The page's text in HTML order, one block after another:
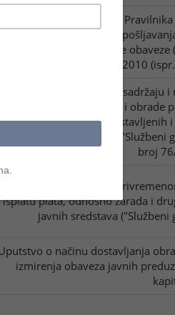
izvršavanja obaveze
dokazivanja izvršavanja te
48/2010
Uredbe o izgledu, sadržaju
i o načinu dostavljanja i obrade
izabranih, postavljenih
("Službeni
broj
Zakona o
isplatu plata, odnosno zarada i
javnih sredstava
o načinu dostavljanja
izmirenja obaveza javnih